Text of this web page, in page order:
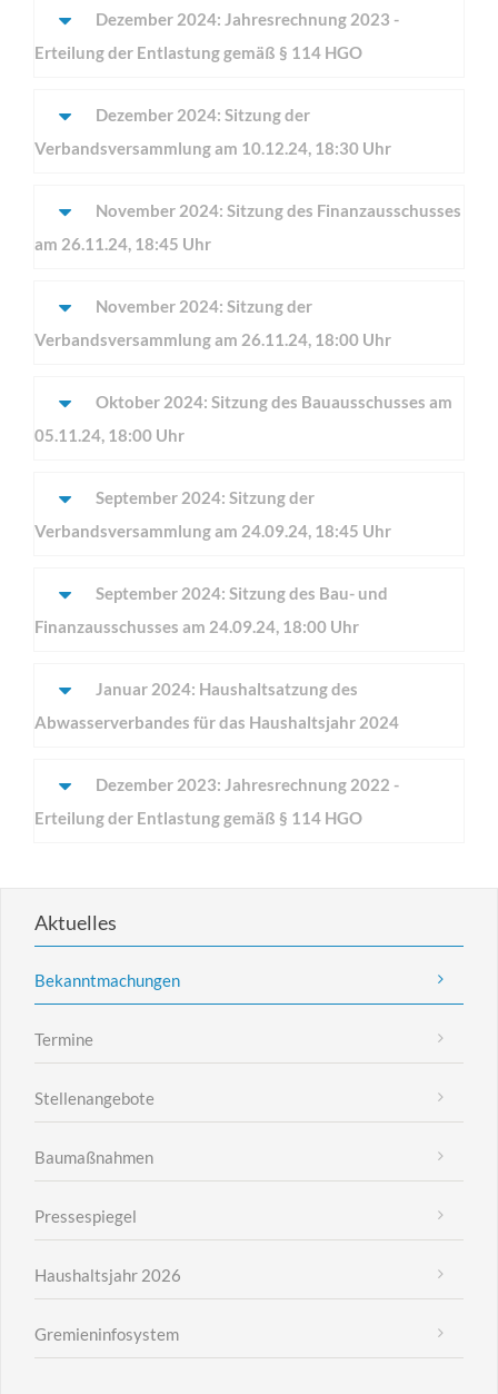
Dezember 2024: Jahresrechnung 2023 -
Erteilung der Entlastung gemäß § 114 HGO
Dezember 2024: Sitzung der
Verbandsversammlung am 10.12.24, 18:30 Uhr
November 2024: Sitzung des Finanzausschusses
am 26.11.24, 18:45 Uhr
November 2024: Sitzung der
Verbandsversammlung am 26.11.24, 18:00 Uhr
Oktober 2024: Sitzung des Bauausschusses am
05.11.24, 18:00 Uhr
September 2024: Sitzung der
Verbandsversammlung am 24.09.24, 18:45 Uhr
September 2024: Sitzung des Bau- und
Finanzausschusses am 24.09.24, 18:00 Uhr
Januar 2024: Haushaltsatzung des
Abwasserverbandes für das Haushaltsjahr 2024
Dezember 2023: Jahresrechnung 2022 -
Erteilung der Entlastung gemäß § 114 HGO
Aktuelles
Bekanntmachungen
Termine
Stellenangebote
Baumaßnahmen
Pressespiegel
Haushaltsjahr 2026
Gremieninfosystem